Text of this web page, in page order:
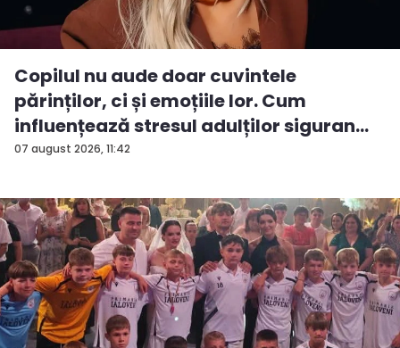
07 august 2026, 11:42
Copilul nu aude doar cuvintele
părinților, ci și emoțiile lor. Cum
influențează stresul adulților siguran...